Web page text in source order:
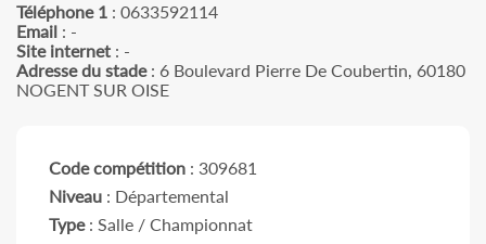
Téléphone 1 : 0633592114
Email : -
Site internet : -
Adresse du stade: 6 Boulevard Pierre De Coubertin, 60180
NOGENT SUR OISE
Code compétition : 309681
Niveau : Départemental
Type: Salle / Championnat